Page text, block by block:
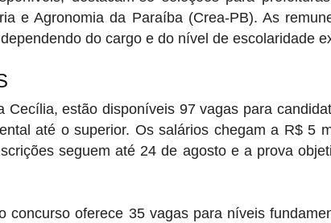
e Agronomia da Paraíba (Crea-PB). As
do cargo e do nível de escolaridade
Cecília, estão disponíveis 97 vagas para
até o superior. Os salários chegam a R$ 5
seguem até 24 de agosto e a prova
concurso oferece 35 vagas para níveis